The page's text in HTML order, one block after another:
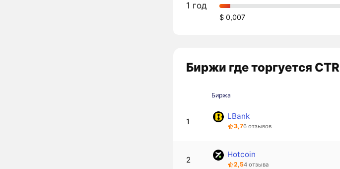
1 год
$ 0,007
Биржи где торгуется CTR
Биржа
1
LBank
3,76 отзывов
2
Hotcoin
2,54 отзыва